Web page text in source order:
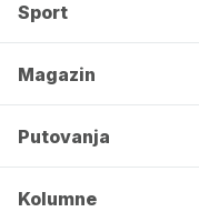
Sport
Magazin
Putovanja
Kolumne